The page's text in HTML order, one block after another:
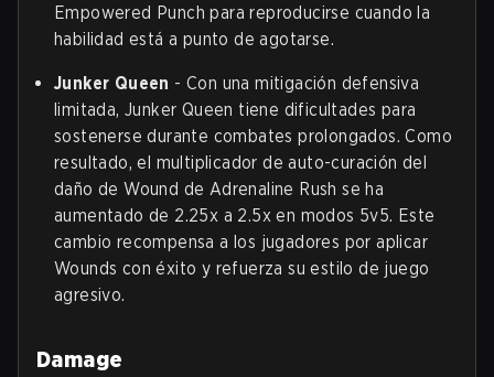
Empowered Punch para reproducirse cuando la
habilidad está a punto de agotarse.
Junker Queen - Con una mitigación defensiva
limitada, Junker Queen tiene dificultades para
sostenerse durante combates prolongados. Como
resultado, el multiplicador de auto-curación del
daño de Wound de Adrenaline Rush se ha
aumentado de 2.25x a 2.5x en modos 5v5. Este
cambio recompensa a los jugadores por aplicar
Wounds con éxito y refuerza su estilo de juego
agresivo.
Damage